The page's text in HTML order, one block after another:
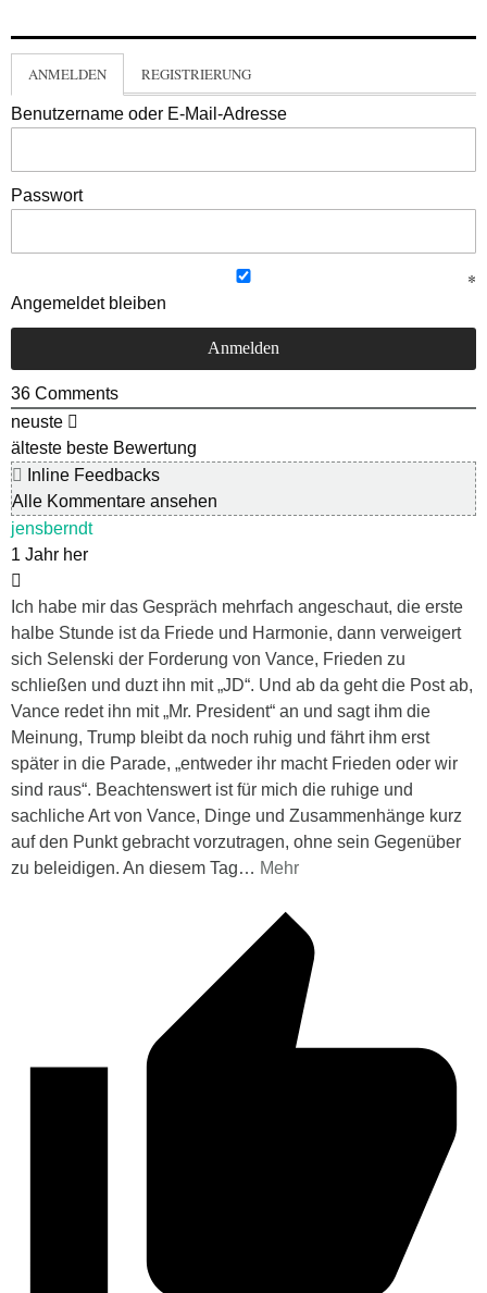
ANMELDEN REGISTRIERUNG
Benutzername oder E-Mail-Adresse
Passwort
Angemeldet bleiben
36 Comments
neuste
älteste beste Bewertung
Inline Feedbacks
Alle Kommentare ansehen
jensberndt
1 Jahr her
Ich habe mir das Gespräch mehrfach angeschaut, die erste
halbe Stunde ist da Friede und Harmonie, dann verweigert
sich Selenski der Forderung von Vance, Frieden zu
schließen und duzt ihn mit „JD“. Und ab da geht die Post ab,
Vance redet ihn mit „Mr. President“ an und sagt ihm die
Meinung, Trump bleibt da noch ruhig und fährt ihm erst
später in die Parade, „entweder ihr macht Frieden oder wir
sind raus“. Beachtenswert ist für mich die ruhige und
sachliche Art von Vance, Dinge und Zusammenhänge kurz
auf den Punkt gebracht vorzutragen, ohne sein Gegenüber
zu beleidigen. An diesem Tag… Mehr